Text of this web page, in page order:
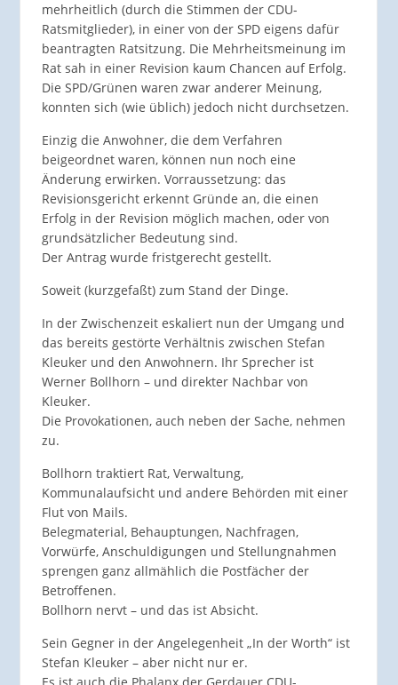
mehrheitlich (durch die Stimmen der CDU-
Ratsmitglieder), in einer von der SPD eigens dafür
beantragten Ratsitzung. Die Mehrheitsmeinung im
Rat sah in einer Revision kaum Chancen auf Erfolg.
Die SPD/Grünen waren zwar anderer Meinung,
konnten sich (wie üblich) jedoch nicht durchsetzen.
Einzig die Anwohner, die dem Verfahren
beigeordnet waren, können nun noch eine
Änderung erwirken. Vorraussetzung: das
Revisionsgericht erkennt Gründe an, die einen
Erfolg in der Revision möglich machen, oder von
grundsätzlicher Bedeutung sind.
Der Antrag wurde fristgerecht gestellt.
Soweit (kurzgefaßt) zum Stand der Dinge.
In der Zwischenzeit eskaliert nun der Umgang und
das bereits gestörte Verhältnis zwischen Stefan
Kleuker und den Anwohnern. Ihr Sprecher ist
Werner Bollhorn – und direkter Nachbar von
Kleuker.
Die Provokationen, auch neben der Sache, nehmen
zu.
Bollhorn traktiert Rat, Verwaltung,
Kommunalaufsicht und andere Behörden mit einer
Flut von Mails.
Belegmaterial, Behauptungen, Nachfragen,
Vorwürfe, Anschuldigungen und Stellungnahmen
sprengen ganz allmählich die Postfächer der
Betroffenen.
Bollhorn nervt – und das ist Absicht.
Sein Gegner in der Angelegenheit „In der Worth“ ist
Stefan Kleuker – aber nicht nur er.